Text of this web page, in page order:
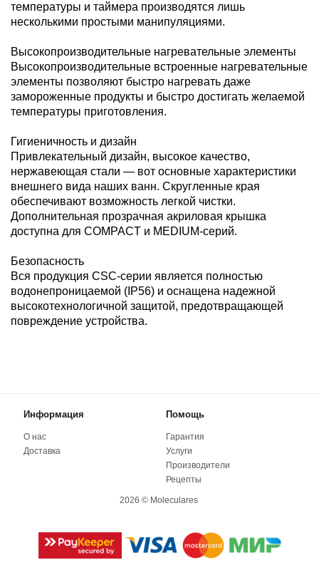
температуры и таймера производятся лишь
несколькими простыми манипуляциями.
Высокопроизводительные нагревательные элементы
Высокопроизводительные встроенные нагревательные
элементы позволяют быстро нагревать даже
замороженные продукты и быстро достигать желаемой
температуры приготовления.
Гигиеничность и дизайн
Привлекательный дизайн, высокое качество,
нержавеющая стали — вот основные характеристики
внешнего вида наших ванн. Скругленные края
обеспечивают возможность легкой чистки.
Дополнительная прозрачная акриловая крышка
доступна для COMPACT и MEDIUM-серий.
Безопасность
Вся продукция CSC-серии является полностью
водонепроницаемой (IP56) и оснащена надежной
высокотехнологичной защитой, предотвращающей
повреждение устройства.
Информация Помощь
О нас
Доставка
Гарантия
Услуги
Производители
Рецепты
2026 © Moleculares